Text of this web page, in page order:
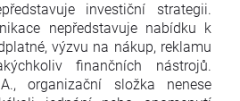
investiční strategii.
nepředstavuje nabídku k
výzvu na nákup, reklamu
finančních nástrojů.
organizační složka nenese